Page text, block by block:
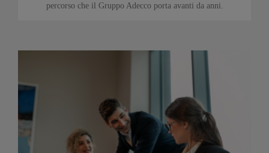
percorso che il Gruppo Adecco porta avanti da anni.